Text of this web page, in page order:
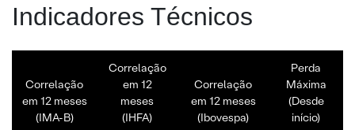
Indicadores Técnicos
Correlação
em 12 meses
(IMA-B)
Correlação
em 12
meses
(IHFA)
Correlação
em 12 meses
(Ibovespa)
Perda
Máxima
(Desde
início)